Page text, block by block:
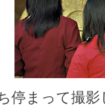
停まって撮